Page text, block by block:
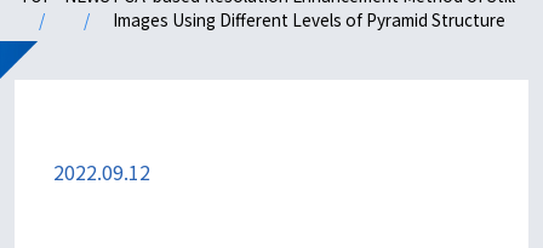
Images Using Different Levels of Pyramid Structure
2022.09.12